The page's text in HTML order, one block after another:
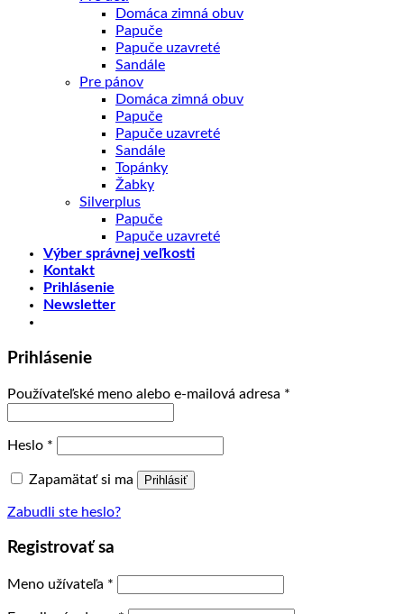
Domáca zimná obuv
Papuče
Papuče uzavreté
Sandále
Pre pánov
Domáca zimná obuv
Papuče
Papuče uzavreté
Sandále
Topánky
Žabky
Silverplus
Papuče
Papuče uzavreté
Výber správnej veľkosti
Kontakt
Prihlásenie
Newsletter
Prihlásenie
Používateľské meno alebo e-mailová adresa *
Heslo *
Zapamätať si ma Prihlásiť
Zabudli ste heslo?
Registrovať sa
Meno užívateľa *